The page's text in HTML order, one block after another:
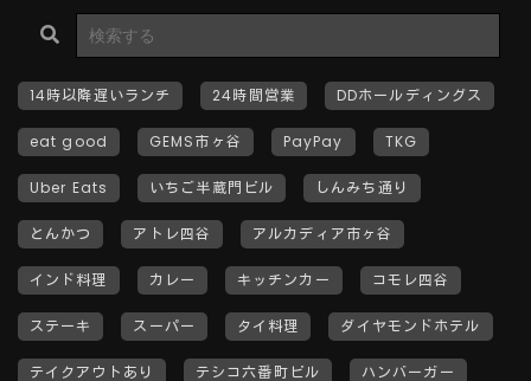
14時以降遅いランチ 24時間営業 DDホールディングス
eat good GEMS市ヶ谷 PayPay TKG
Uber Eats いちご半蔵門ビル しんみち通り
とんかつ アトレ四谷 アルカディア市ヶ谷
インド料理 カレー キッチンカー コモレ四谷
ステーキ スーパー タイ料理 ダイヤモンドホテル
テイクアウトあり テシコ六番町ビル ハンバーガー